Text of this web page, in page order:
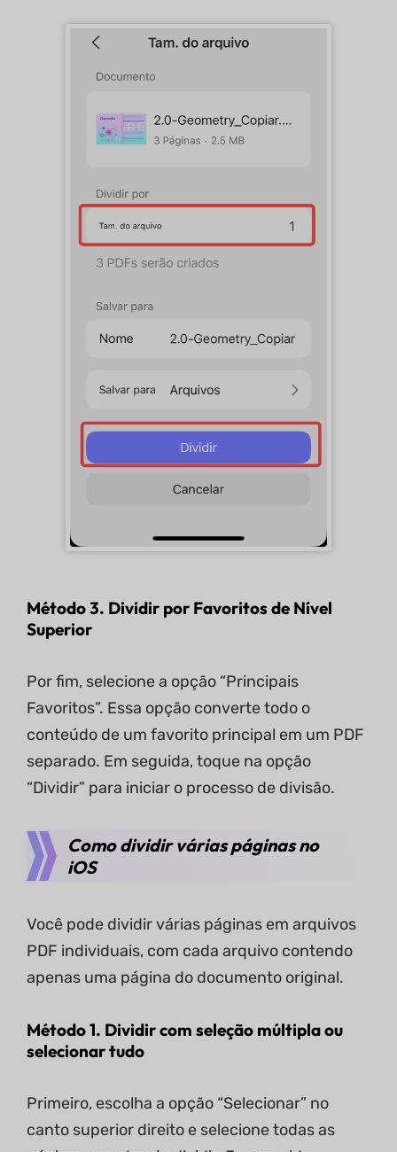
Método 3. Dividir por Favoritos de Nível
Superior
Por fim, selecione a opção “Principais
Favoritos”. Essa opção converte todo o
conteúdo de um favorito principal em um PDF
separado. Em seguida, toque na opção
“Dividir” para iniciar o processo de divisão.
Como dividir várias páginas no
iOS
Você pode dividir várias páginas em arquivos
PDF individuais, com cada arquivo contendo
apenas uma página do documento original.
Método 1. Dividir com seleção múltipla ou
selecionar tudo
Primeiro, escolha a opção “Selecionar” no
canto superior direito e selecione todas as